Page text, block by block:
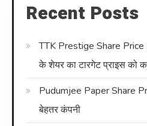
Recent Posts
TTK Prestige Share Price
के शेयर का टारगेट प्राइस को
Pudumjee Paper Share
बेहतर कंपनी